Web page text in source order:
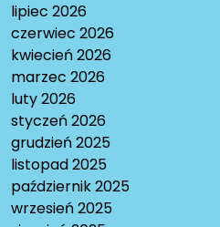
lipiec 2026
czerwiec 2026
kwiecień 2026
marzec 2026
luty 2026
styczeń 2026
grudzień 2025
listopad 2025
październik 2025
wrzesień 2025